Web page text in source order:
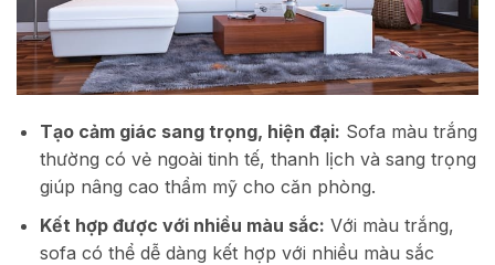
Tạo cảm giác sang trọng, hiện đại: Sofa màu trắng
thường có vẻ ngoài tinh tế, thanh lịch và sang trọng
giúp nâng cao thẩm mỹ cho căn phòng.
Kết hợp được với nhiều màu sắc: Với màu trắng,
sofa có thể dễ dàng kết hợp với nhiều màu sắc